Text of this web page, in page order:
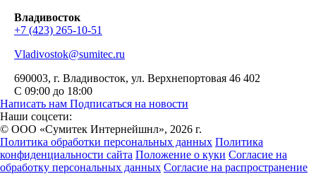
Владивосток
+7 (423) 265-10-51
Vladivostok@sumitec.ru
690003, г. Владивосток, ул. Верхнепортовая 46 402
С 09:00 до 18:00
Написать нам Подписаться на новости
Наши соцсети:
© ООО «Сумитек Интернейшнл», 2026 г.
Политика обработки персональных данных Политика
конфиденциальности сайта Положение о куки Согласие на
обработку персональных данных Согласие на распространение